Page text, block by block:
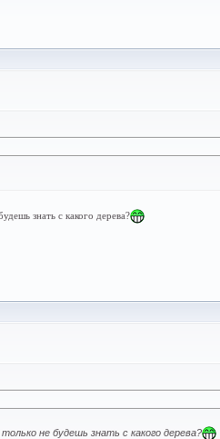
знать с какого дерева?
не будешь знать с какого дерева?